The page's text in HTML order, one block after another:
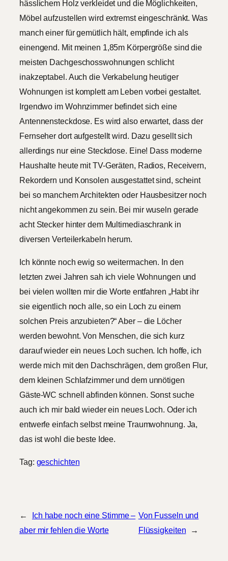
hässlichem Holz verkleidet und die Möglichkeiten,
Möbel aufzustellen wird extremst eingeschränkt. Was
manch einer für gemütlich hält, empfinde ich als
einengend. Mit meinen 1,85m Körpergröße sind die
meisten Dachgeschosswohnungen schlicht
inakzeptabel. Auch die Verkabelung heutiger
Wohnungen ist komplett am Leben vorbei gestaltet.
Irgendwo im Wohnzimmer befindet sich eine
Antennensteckdose. Es wird also erwartet, dass der
Fernseher dort aufgestellt wird. Dazu gesellt sich
allerdings nur eine Steckdose. Eine! Dass moderne
Haushalte heute mit TV-Geräten, Radios, Receivern,
Rekordern und Konsolen ausgestattet sind, scheint
bei so manchem Architekten oder Hausbesitzer noch
nicht angekommen zu sein. Bei mir wuseln gerade
acht Stecker hinter dem Multimediaschrank in
diversen Verteilerkabeln herum.
Ich könnte noch ewig so weitermachen. In den
letzten zwei Jahren sah ich viele Wohnungen und
bei vielen wollten mir die Worte entfahren „Habt ihr
sie eigentlich noch alle, so ein Loch zu einem
solchen Preis anzubieten?“ Aber – die Löcher
werden bewohnt. Von Menschen, die sich kurz
darauf wieder ein neues Loch suchen. Ich hoffe, ich
werde mich mit den Dachschrägen, dem großen Flur,
dem kleinen Schlafzimmer und dem unnötigen
Gäste-WC schnell abfinden können. Sonst suche
auch ich mir bald wieder ein neues Loch. Oder ich
entwerfe einfach selbst meine Traumwohnung. Ja,
das ist wohl die beste Idee.
Tag: geschichten
←
Ich habe noch eine Stimme –
aber mir fehlen die Worte
Von Fusseln und
Flüssigkeiten
→